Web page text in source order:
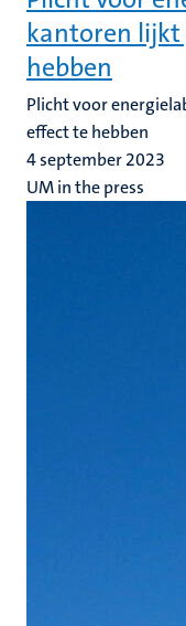
kantoren lijkt
hebben
Plicht voor
effect te hebben
4 september 2023
UM in the press